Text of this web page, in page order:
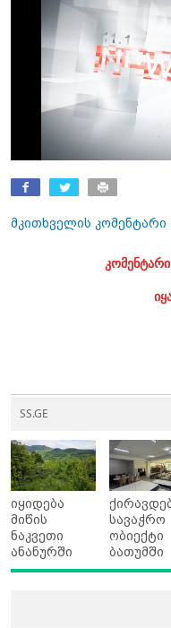
მკითხველის კომენტარი
SS.GE
იყიდება
მიწის
ნაკვეთი
ანანურში
სავაჭრო
ობიექტი
ბათუმში